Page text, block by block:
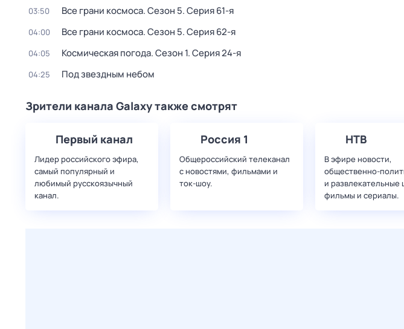
03:50 Все грани космоса. Сезон 5. Серия 61-я
04:00 Все грани космоса. Сезон 5. Серия 62-я
04:05 Космическая погода. Сезон 1. Серия 24-я
04:25 Под звездным небом
Зрители канала Galaxy также смотрят
Первый канал
Лидер российского эфира,
самый популярный и
любимый русскоязычный
канал.
Россия 1
Общероссийский телеканал
с новостями, фильмами и
ток-шоу.
НТВ
В эфире новости,
общественно-
и развлекательные
фильмы и сериалы.